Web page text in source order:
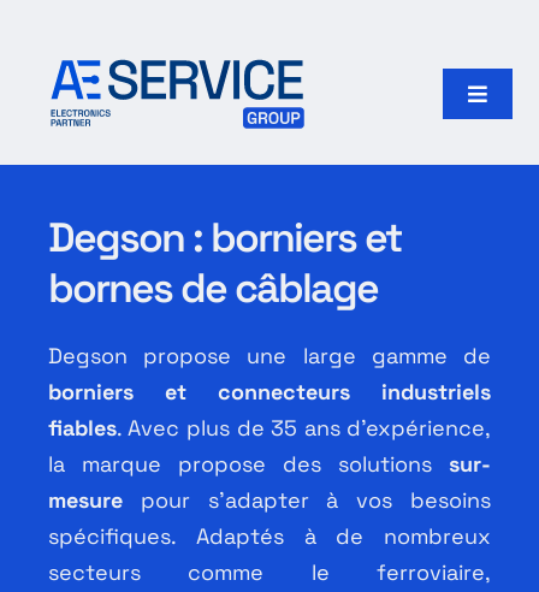
contenu
Toggle
Accueil
Produits
Notre groupe
Rechercher:
Français
Degson : borniers et
bornes de câblage
Degson propose une large gamme de
borniers et connecteurs industriels
fiables. Avec plus de 35 ans d’expérience,
la marque propose des solutions sur-
mesurepour s’adapter à vos besoins
spécifiques. Adaptés à de nombreux
secteurs comme le ferroviaire,